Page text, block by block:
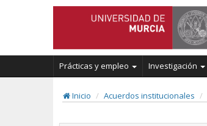
Prácticas y empleo Investigación
Inicio Acuerdos institucionales